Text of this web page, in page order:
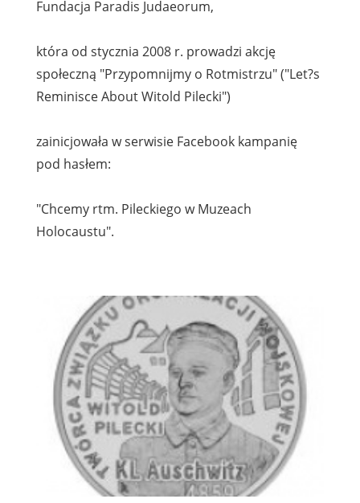
Fundacja Paradis Judaeorum,
która od stycznia 2008 r. prowadzi akcję
społeczną "Przypomnijmy o Rotmistrzu" ("Let?s
Reminisce About Witold Pilecki")
zainicjowała w serwisie Facebook kampanię
pod hasłem:
"Chcemy rtm. Pileckiego w Muzeach
Holocaustu".